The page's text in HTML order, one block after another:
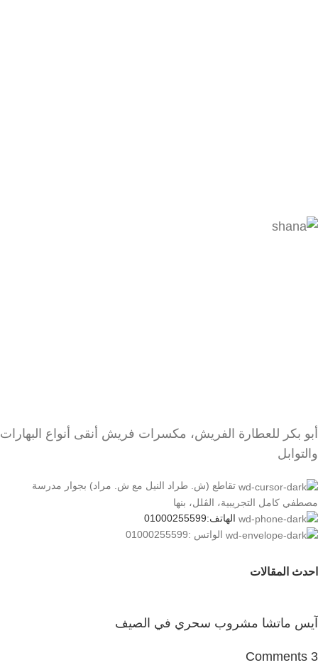
أبو بكر للعطارة الفريش، مكسرات فريش أنقى أنواع البهارات
والتوابل
تقاطع (ش. طراد النيل مع ش. مراد) بجوار مدرسة
مصطفي كامل التجريبية، الڤلل، بنها
الهاتف:01000255599
الواتس :01000255599
احدث المقالات
آيس ماتشا مشروب سحري في الصيف
3 Comments